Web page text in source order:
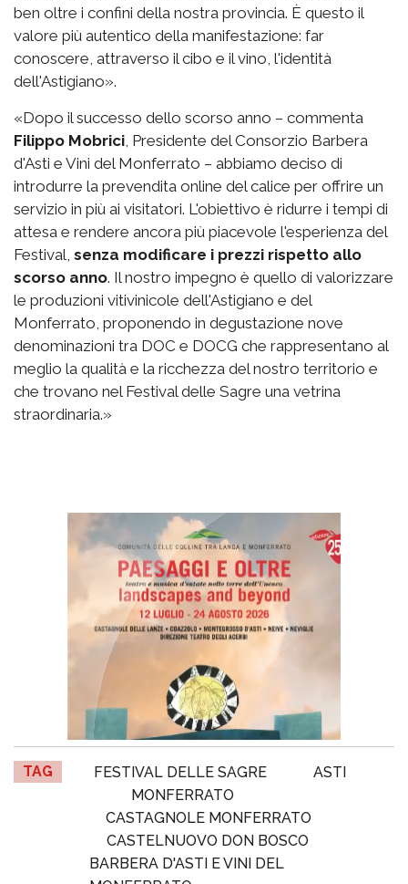
ben oltre i confini della nostra provincia. È questo il
valore più autentico della manifestazione: far
conoscere, attraverso il cibo e il vino, l'identità
dell'Astigiano».
«Dopo il successo dello scorso anno – commenta
Filippo Mobrici , Presidente del Consorzio Barbera
d'Asti e Vini del Monferrato – abbiamo deciso di
introdurre la prevendita online del calice per offrire un
servizio in più ai visitatori. L'obiettivo è ridurre i tempi di
attesa e rendere ancora più piacevole l'esperienza del
Festival, senza modificare i prezzi rispetto allo
scorso anno. Il nostro impegno è quello di valorizzare
le produzioni vitivinicole dell'Astigiano e del
Monferrato, proponendo in degustazione nove
denominazioni tra DOC e DOCG che rappresentano al
meglio la qualità e la ricchezza del nostro territorio e
che trovano nel Festival delle Sagre una vetrina
straordinaria.»
TAG FESTIVAL DELLE SAGRE
ASTI
MONFERRATO
CASTAGNOLE MONFERRATO
CASTELNUOVO DON BOSCO
BARBERA D'ASTI E VINI DEL